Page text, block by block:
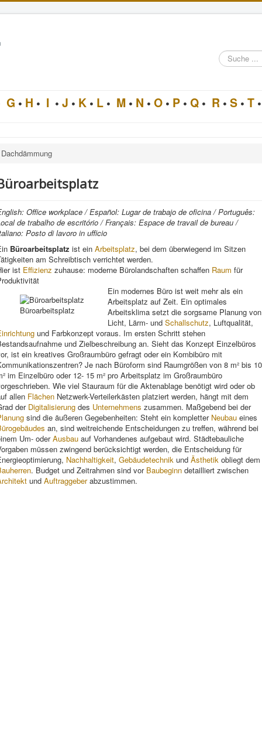
Suche
im
G • H • I • J • K • L • M • N • O • P • Q • R • S • T •
Dachdämmung
Office workplace / Español: Lugar de trabajo de oficina / Português:
de trabalho de escritório / Français: Espace de travail de bureau /
Posto di lavoro in ufficio
Büroarbeitsplatz ist ein Arbeitsplatz, bei dem überwiegend im Sitzen
am Schreibtisch verrichtet werden.
ist Effizienz zuhause: moderne Bürolandschaften schaffen Raum für
Büroarbeitsplatz
Ein modernes Büro ist weit mehr als ein
Arbeitsplatz auf Zeit. Ein optimales
Arbeitsklima setzt die sorgsame Planung von
Licht, Lärm- und Schallschutz, Luftqualität,
und Farbkonzept voraus. Im ersten Schritt stehen
und Zielbeschreibung an. Sieht das Konzept Einzelbüros
ist ein kreatives Großraumbüro gefragt oder ein Kombibüro mit
Je nach Büroform sind Raumgrößen von 8 m² bis 10
im Einzelbüro oder 12- 15 m² pro Arbeitsplatz im Großraumbüro
Wie viel Stauraum für die Aktenablage benötigt wird oder ob
allen Flächen Netzwerk-Verteilerkästen platziert werden, hängt mit dem
der Digitalisierung des Unternehmens zusammen. Maßgebend bei der
sind die äußeren Gegebenheiten: Steht ein kompletter Neubau eines
an, sind weitreichende Entscheidungen zu treffen, während bei
Um- oderAusbau auf Vorhandenes aufgebaut wird. Städtebauliche
müssen zwingend berücksichtigt werden, die Entscheidung für
Nachhaltigkeit, Gebäudetechnik und Ästhetik obliegt dem
. Budget und Zeitrahmen sind vor Baubeginn detailliert zwischen
und Auftraggeberabzustimmen.